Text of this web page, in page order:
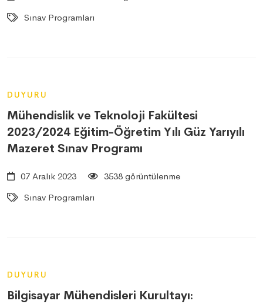
Sınav Programları
DUYURU
Mühendislik ve Teknoloji Fakültesi
2023/2024 Eğitim-Öğretim Yılı Güz Yarıyılı
Mazeret Sınav Programı
07 Aralık 2023
3538 görüntülenme
Sınav Programları
DUYURU
Bilgisayar Mühendisleri Kurultayı: